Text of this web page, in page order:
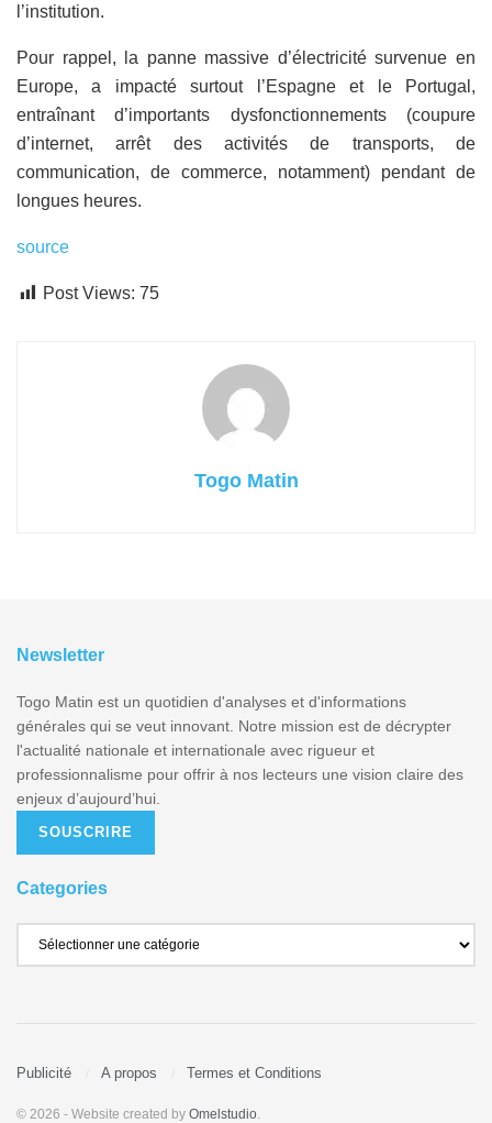
l’institution.
Pour rappel, la panne massive d’électricité survenue en
Europe, a impacté surtout l’Espagne et le Portugal,
entraînant d’importants dysfonctionnements (coupure
d’internet, arrêt des activités de transports, de
communication, de commerce, notamment) pendant de
longues heures.
source
Post Views: 75
Togo Matin
Newsletter
Togo Matin est un quotidien d'analyses et d'informations
générales qui se veut innovant. Notre mission est de décrypter
l'actualité nationale et internationale avec rigueur et
professionnalisme pour offrir à nos lecteurs une vision claire des
enjeux d’aujourd’hui.
SOUSCRIRE
Categories
Publicité A propos Termes et Conditions
© 2026 - Website created by Omelstudio.